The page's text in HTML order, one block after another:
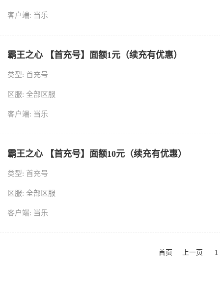
客户端: 当乐
霸王之心 【首充号】面额1元（续充有优惠）
类型: 首充号
区服: 全部区服
客户端: 当乐
霸王之心 【首充号】面额10元（续充有优惠）
类型: 首充号
区服: 全部区服
客户端: 当乐
首页 上一页 1